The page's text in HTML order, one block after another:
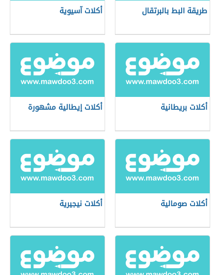
طريقة البط بالبرتقال أكلات آسيوية
أكلات بريطانية أكلات إيطالية مشهورة
أكلات صومالية أكلات نيجيرية